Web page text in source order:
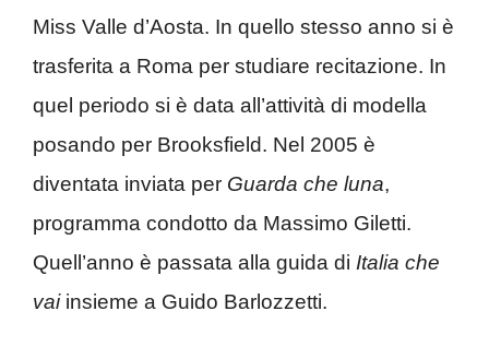
Miss Valle d’Aosta. In quello stesso anno si è
trasferita a Roma per studiare recitazione. In
quel periodo si è data all’attività di modella
posando per Brooksfield. Nel 2005 è
diventata inviata per Guarda che luna,
programma condotto da Massimo Giletti.
Quell’anno è passata alla guida di Italia che
vaiinsieme a Guido Barlozzetti.